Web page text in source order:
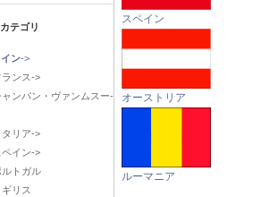
ゴリ
ン->
ンス->
ンパン・ヴァンムスー-
リア->
イン->
トガル
リス
スペイン
オーストリア
ルーマニア